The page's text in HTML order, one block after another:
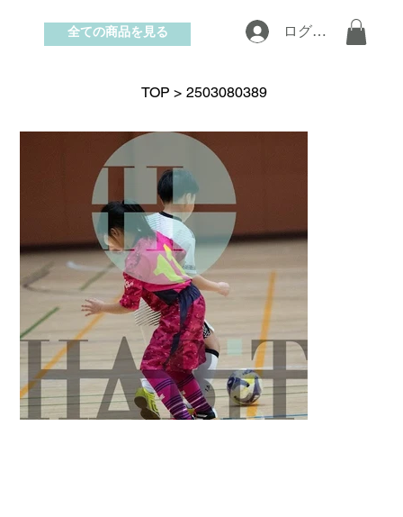
お問い合わせ
ログイン
全ての商品を見る
TOP > 2503080389